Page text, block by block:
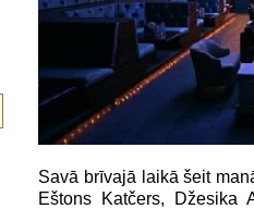
Savā brīvajā laikā šeit
Eštons Katčers, Džesika